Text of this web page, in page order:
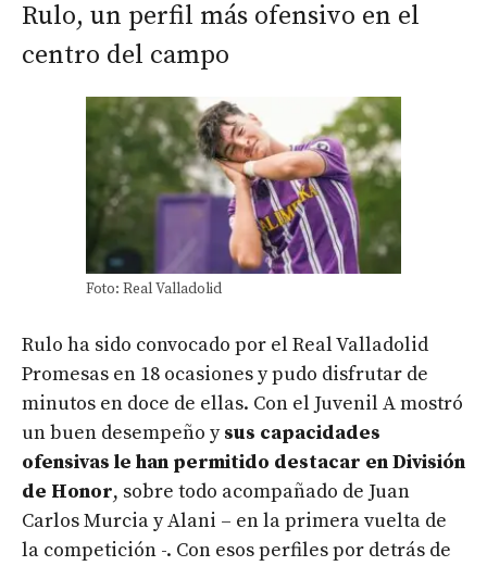
Rulo, un perfil más ofensivo en el
centro del campo
Foto: Real Valladolid
Rulo ha sido convocado por el Real Valladolid
Promesas en 18 ocasiones y pudo disfrutar de
minutos en doce de ellas. Con el Juvenil A mostró
un buen desempeño ysus capacidades
ofensivas le han permitido destacar en División
de Honor, sobre todo acompañado de Juan
Carlos Murcia y Alani – en la primera vuelta de
la competición -. Con esos perfiles por detrás de